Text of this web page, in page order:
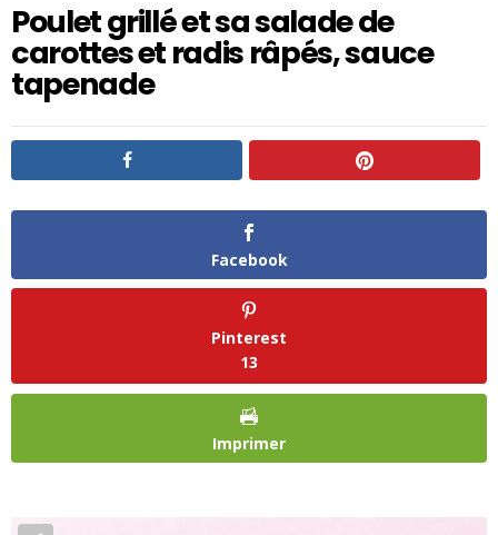
Poulet grillé et sa salade de
carottes et radis râpés, sauce
tapenade
Facebook
Pinterest
13
Imprimer